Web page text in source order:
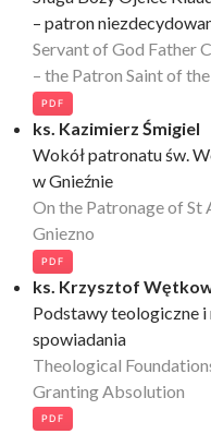
– patron
Servant of God Father
– the Patron Saint of
PDF
ks. Kazimierz Śmigiel
Wokół patronatu św.
w Gnieźnie
On the Patronage of
Gniezno
PDF
ks. Krzysztof
Podstawy teologiczne
spowiadania
Theological
Granting Absolution
PDF